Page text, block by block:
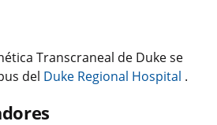
Transcraneal de Duke se
del Duke Regional Hospital .